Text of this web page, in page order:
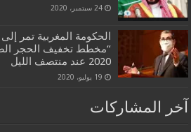
24 سبتمبر، 2020
الحكومة المغربية تمر
2020 عند منتصف الليل
19 يوليو، 2020
آخر المشاركات